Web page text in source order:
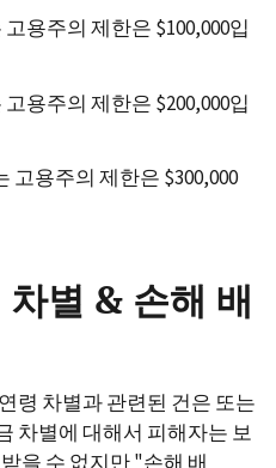
용주의 제한은 $100,000입
용주의 제한은 $200,000입
고용주의 제한은 $300,000
별 & 손해 배
령 차별과 관련된 건은 또는
차별에 대해서 피해자는 보
을 수 없지만 "손해 배